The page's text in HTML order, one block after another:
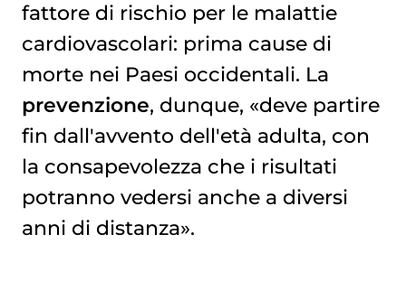
fattore di rischio per le malattie
cardiovascolari: prima cause di
morte nei Paesi occidentali. La
prevenzione, dunque, «deve partire
fin dall'avvento dell'età adulta, con
la consapevolezza che i risultati
potranno vedersi anche a diversi
anni di distanza».